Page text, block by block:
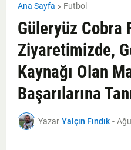
Ana Sayfa Futbol
Güleryüz Cobra
Ziyaretimizde,
Kaynağı Olan
Başarılarına
Yazar Yalçın Fındık -